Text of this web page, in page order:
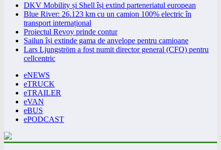
DKV Mobility și Shell își extind parteneriatul european
Blue River: 26.123 km cu un camion 100% electric în
transport internațional
Proiectul Revoy prinde contur
Sailun își extinde gama de anvelope pentru camioane
Lars Ljungström a fost numit director general (CFO) pentru
cellcentric
eNEWS
eTRUCK
eTRAILER
eVAN
eBUS
ePODCAST